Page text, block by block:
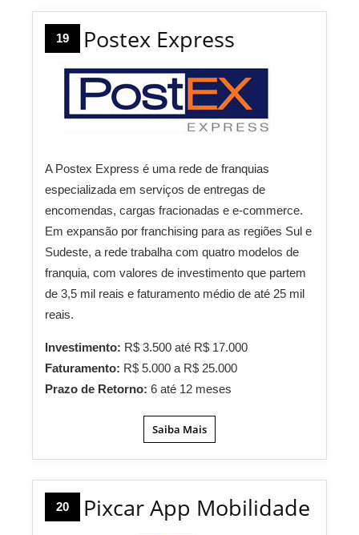
19 Postex Express
A Postex Express é uma rede de franquias
especializada em serviços de entregas de
encomendas, cargas fracionadas e e-commerce.
Em expansão por franchising para as regiões Sul e
Sudeste, a rede trabalha com quatro modelos de
franquia, com valores de investimento que partem
de 3,5 mil reais e faturamento médio de até 25 mil
reais.
Investimento: R$ 3.500 até R$ 17.000
Faturamento: R$ 5.000 a R$ 25.000
Prazo de Retorno: 6 até 12 meses
Saiba Mais
20 Pixcar App Mobilidade